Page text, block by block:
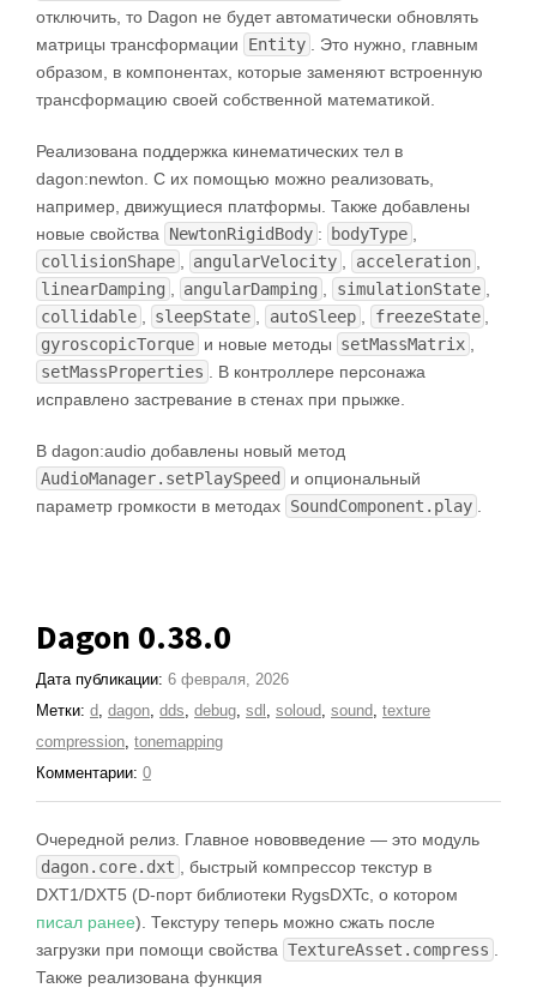
отключить, то Dagon не будет автоматически обновлять
матрицы трансформации
Entity
. Это нужно, главным
образом, в компонентах, которые заменяют встроенную
трансформацию своей собственной математикой.
Реализована поддержка кинематических тел в
dagon:newton. С их помощью можно реализовать,
например, движущиеся платформы. Также добавлены
новые свойства
NewtonRigidBody : bodyType
collisionShape
angularVelocity acceleration
linearDamping
angularDamping simulationState
collidable
sleepState autoSleep freezeState
gyroscopicTorque и новые методы setMassMatrix
setMassProperties
. В контроллере персонажа
исправлено застревание в стенах при прыжке.
В dagon:audio добавлены новый метод
AudioManager.setPlaySpeed
и опциональный
параметр громкости в методах SoundComponent.play
Dagon 0.38.0
Дата публикации: 6 февраля, 2026
Метки: d, dagon, dds, debug, sdl , soloud, sound, texture
compression, tonemapping
Комментарии: 0
Очередной релиз. Главное нововведение — это модуль
dagon.core.dxt
, быстрый компрессор текстур в
DXT1/DXT5 (D-порт библиотеки RygsDXTc, о котором
писал ранее). Текстуру теперь можно сжать после
загрузки при помощи свойства TextureAsset.compress
Также реализована функция